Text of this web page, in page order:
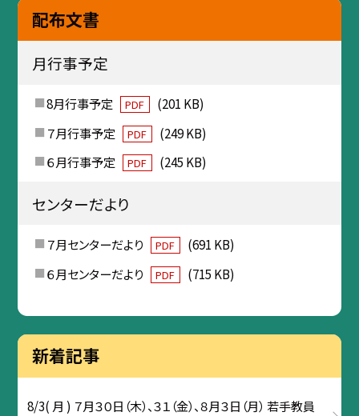
配布文書
月行事予定
8月行事予定 PDF
(201 KB)
７月行事予定
PDF
(249 KB)
６月行事予定
PDF (245 KB)
センターだより
７月センターだより PDF
(691 KB)
６月センターだより
PDF (715 KB)
新着記事
8/3( 月 ) ７月３０日（木）、３１（金）、８月３日（月） 若手教員